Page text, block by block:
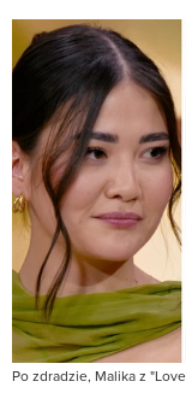
Po zdradzie, Malika z